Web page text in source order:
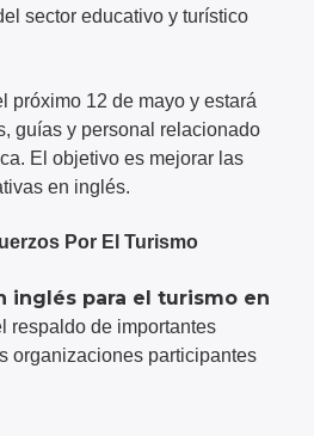
sector educativo y turístico
próximo 12 de mayo y estará
guías y personal relacionado
El objetivo es mejorar las
en inglés.
Por El Turismo
inglés para el turismo en
respaldo de importantes
organizaciones participantes